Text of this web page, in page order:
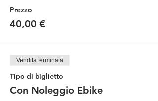
Prezzo
40,00 €
Vendita terminata
Tipo di biglietto
Con Noleggio Ebike